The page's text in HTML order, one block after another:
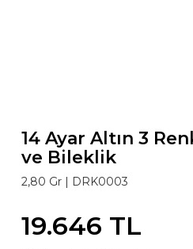
14 Ayar Altın 3
ve Bileklik
2,80 Gr | DRK0003
19.646 TL